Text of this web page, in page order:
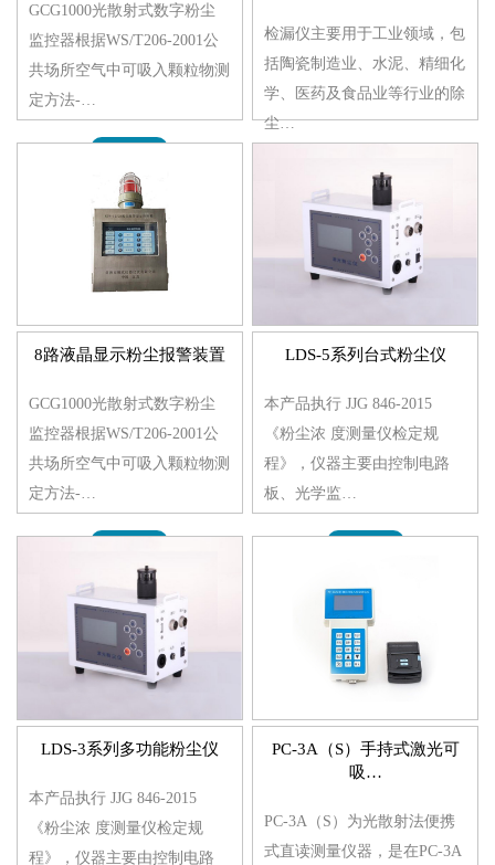
GCG1000光散射式数字粉尘
监控器根据WS/T206-2001公
共场所空气中可吸入颗粒物测
定方法-…
MORE>>
检漏仪主要用于工业领域，包
括陶瓷制造业、水泥、精细化
学、医药及食品业等行业的除
尘…
MORE>>
8路液晶显示粉尘报警装置
GCG1000光散射式数字粉尘
监控器根据WS/T206-2001公
共场所空气中可吸入颗粒物测
定方法-…
MORE>>
LDS-5系列台式粉尘仪
本产品执行 JJG 846-2015
《粉尘浓 度测量仪检定规
程》，仪器主要由控制电路
板、光学监…
MORE>>
LDS-3系列多功能粉尘仪
本产品执行 JJG 846-2015
《粉尘浓 度测量仪检定规
程》，仪器主要由控制电路
PC-3A（S）手持式激光可
吸…
PC-3A（S）为光散射法便携
式直读测量仪器，是在PC-3A